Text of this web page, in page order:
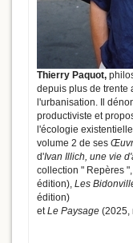
Thierry Paquot,
depuis plus de trente
l'urbanisation. Il
productiviste et
l'écologie
volume 2 de ses
d'Ivan Illich, une vie
collection " Repères
édition), Les
édition)
etLe Paysage (2025,